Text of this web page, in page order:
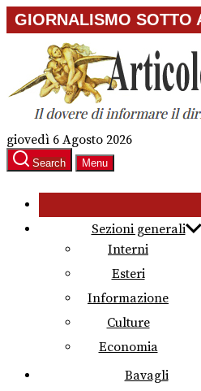
Skip
to
content
GIORNALISMO SOTTO
giovedì 6 Agosto 2026
Search Menu
Sezioni generali
Interni
Esteri
Informazione
Culture
Economia
Bavagli